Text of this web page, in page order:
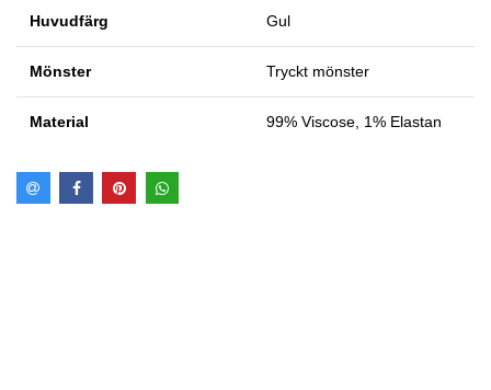
Huvudfärg Gul
Mönster Tryckt mönster
Material 99% Viscose, 1% Elastan